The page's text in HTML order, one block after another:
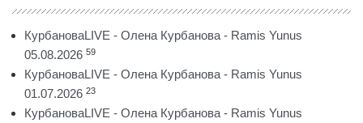
КурбановаLIVE - Олена Курбанова - Ramis Yunus
05.08.2026 59
КурбановаLIVE - Олена Курбанова - Ramis Yunus
01.07.2026 23
КурбановаLIVE - Олена Курбанова - Ramis Yunus